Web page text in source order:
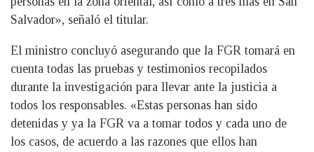
Salvador», señaló el titular.
El ministro concluyó asegurando que la FGR tomará en
cuenta todas las pruebas y testimonios recopilados
durante la investigación para llevar ante la justicia a
todos los responsables. «Estas personas han sido
detenidas y ya la FGR va a tomar todos y cada uno de
los casos, de acuerdo a las razones que ellos han